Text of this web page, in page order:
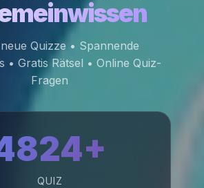
Quizze • Spannende
• Gratis Rätsel • Online Quiz-
Fragen
QUIZ